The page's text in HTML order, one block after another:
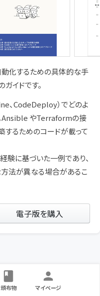
動化するための具体的な手
イドです。
CodeDeploy）でどのよ
Ansible やTerraformの接
するためのコードが載って
験に基づいた一例であり、
法が異なる場合があるこ
電子版を購入
頒布物 マイページ